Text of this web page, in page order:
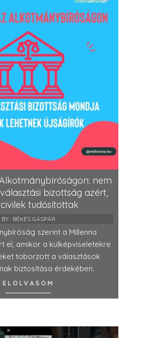
nem
bizottság azért,
tudósítottak
BY: BÉKÉS GÁSPÁR
szerint a Millenna
el, amikor a külképviseletekre
toborzott a választások
biztosítása érdekében.
ELOLVASOM